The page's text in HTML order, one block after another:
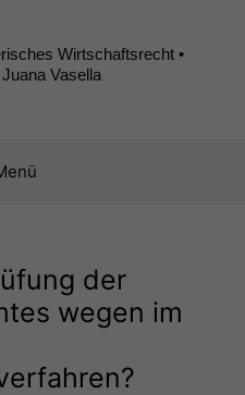
Wirtschaftsrecht •
Vasella
der
wegen im